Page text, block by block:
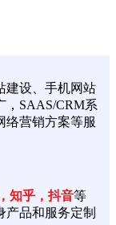
建设、手机网站
，SAAS/CRM系
络营销方案等服
知乎，抖音等
产品和服务定制